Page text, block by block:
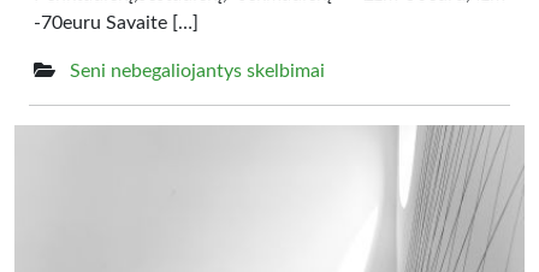
-70euru Savaite […]
Seni nebegaliojantys skelbimai